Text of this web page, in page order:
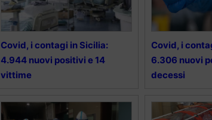
Covid, i contagi in Sicilia:
4.944 nuovi positivi e 14
vittime
Covid, i
6.306 nuovi
decessi